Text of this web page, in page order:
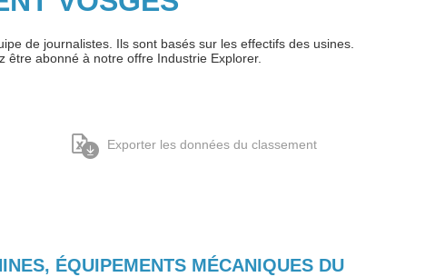
de journalistes. Ils sont basés sur les effectifs des usines.
être abonné à notre offre Industrie Explorer.
Exporter les données du classement
ÉQUIPEMENTS MÉCANIQUES DU